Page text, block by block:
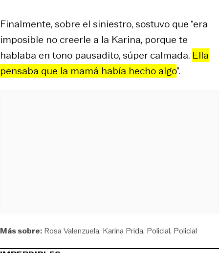
Finalmente, sobre el siniestro, sostuvo que “era
imposible no creerle a la Karina, porque te
hablaba en tono pausadito, súper calmada. Ella
pensaba que la mamá había hecho algo”.
Más sobre: Rosa Valenzuela Karina Prida Policial Policial